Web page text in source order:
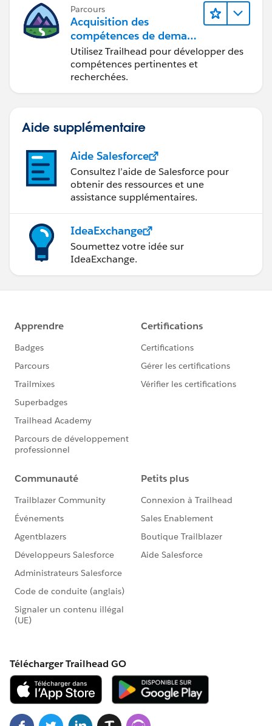
Parcours
Acquisition des
compétences de demain
avec Trailhead
Utilisez Trailhead pour développer des
compétences pertinentes et
recherchées.
Aide supplémentaire
Aide Salesforce
Consultez l’aide de Salesforce pour
obtenir des ressources et une
assistance supplémentaires.
IdeaExchange
Soumettez votre idée sur
IdeaExchange.